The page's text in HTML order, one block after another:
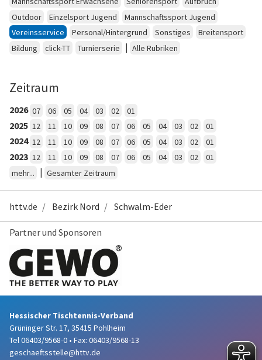
Outdoor
Einzelsport Jugend
Mannschaftssport Jugend
Vereinsservice
Personal/Hintergrund Sonstiges
Breitensport
Bildung
click-TT Turnierserie | Alle Rubriken
Zeitraum
2026 07 06 05 04 03 02 01
2025 12 11 10 09 08 07 06 05 04 03 02 01
2024 12 11 10 09 08 07 06 05 04 03 02 01
2023 12 11 10 09 08 07 06 05 04 03 02
01
mehr...
| Gesamter Zeitraum
httv.de Bezirk Nord Schwalm-Eder
Partner und Sponsoren
Hessischer Tischtennis-Verband
Grüninger Str. 17, 35415 Pohlheim
Tel 06403/9568-0 • Fax: 06403/9568-13
geschaeftsstelle@httv.de